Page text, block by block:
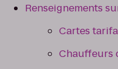
Renseignements
Cartes
Chauffeurs